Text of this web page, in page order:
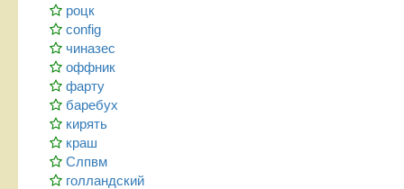
роцк
config
чиназес
оффник
фарту
баребух
кирять
краш
Слпвм
голландский